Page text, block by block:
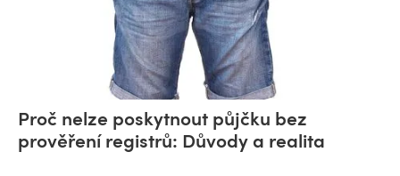
Proč nelze poskytnout půjčku bez
prověření registrů: Důvody a realita